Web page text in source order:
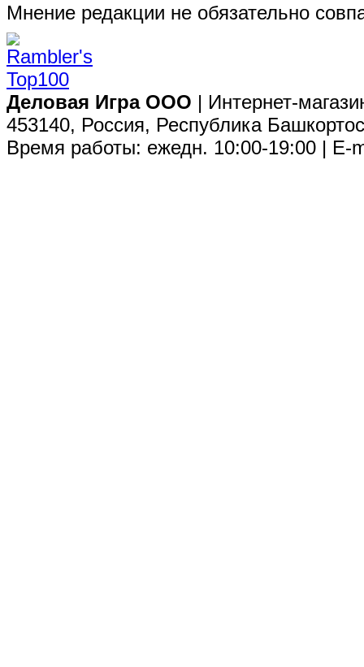
Мнение редакции не обязательно
Деловая Игра ООО | Интернет-
453140, Россия, Республика
Время работы: ежедн. 10:00-19:00 | E-